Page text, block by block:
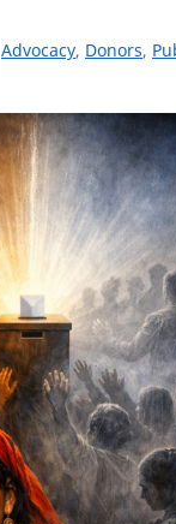
Advocacy, Donors,